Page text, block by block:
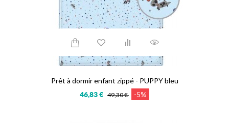
Prêt à dormir enfant zippé - PUPPY bleu
46,83 € 49,30 € -5%